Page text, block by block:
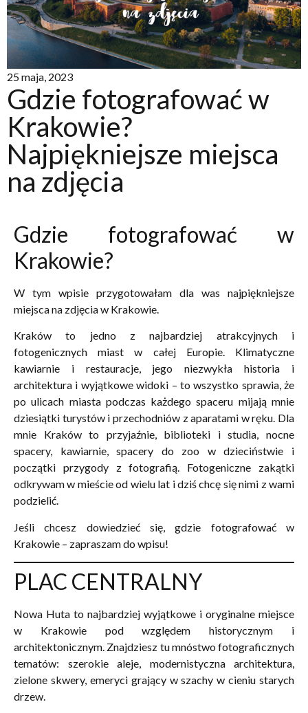
25 maja, 2023
Gdzie fotografować w
Krakowie?
Najpiękniejsze miejsca
na zdjęcia
Gdzie fotografować w
Krakowie?
W tym wpisie przygotowałam dla was najpiękniejsze
miejsca na zdjęcia w Krakowie.
Kraków to jedno z najbardziej atrakcyjnych i
fotogenicznych miast w całej Europie. Klimatyczne
kawiarnie i restauracje, jego niezwykła historia i
architektura i wyjątkowe widoki – to wszystko sprawia, że
po ulicach miasta podczas każdego spaceru mijają mnie
dziesiątki turystów i przechodniów z aparatami w ręku. Dla
mnie Kraków to przyjaźnie, biblioteki i studia, nocne
spacery, kawiarnie, spacery do zoo w dzieciństwie i
początki przygody z fotografią. Fotogeniczne zakątki
odkrywam w mieście od wielu lat i dziś chcę się nimi z wami
podzielić.
Jeśli chcesz dowiedzieć się, gdzie fotografować w
Krakowie – zapraszam do wpisu!
PLAC CENTRALNY
Nowa Huta to najbardziej wyjątkowe i oryginalne miejsce
w Krakowie pod względem historycznym i
architektonicznym. Znajdziesz tu mnóstwo fotograficznych
tematów: szerokie aleje, modernistyczna architektura,
zielone skwery, emeryci grający w szachy w cieniu starych
drzew.